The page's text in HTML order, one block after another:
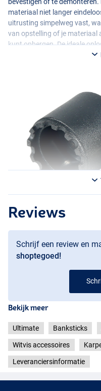
materiaal niet langer
uitrusting simpelweg vast,
van opstelling of je materiaal
kunt opbergen. De ideale
snelle start aan de waterkant!
Reviews
Schrijf een review en
shoptegoed!
Bekijk meer
Ultimate Banksticks
Witvis accessoires
Leveranciersinformatie